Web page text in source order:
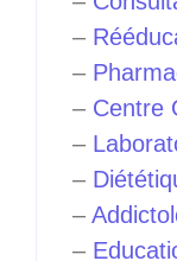
–
–
– Centre
–
–
–
–